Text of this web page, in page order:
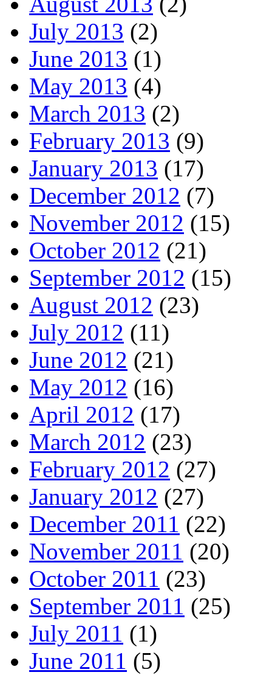
July 2013 (2)
June 2013 (1)
May 2013 (4)
March 2013 (2)
February 2013 (9)
January 2013 (17)
December 2012 (7)
November 2012 (15)
October 2012 (21)
September 2012 (15)
August 2012 (23)
July 2012 (11)
June 2012 (21)
May 2012 (16)
April 2012 (17)
March 2012 (23)
February 2012 (27)
January 2012 (27)
December 2011 (22)
November 2011 (20)
October 2011 (23)
September 2011 (25)
July 2011 (1)
June 2011 (5)